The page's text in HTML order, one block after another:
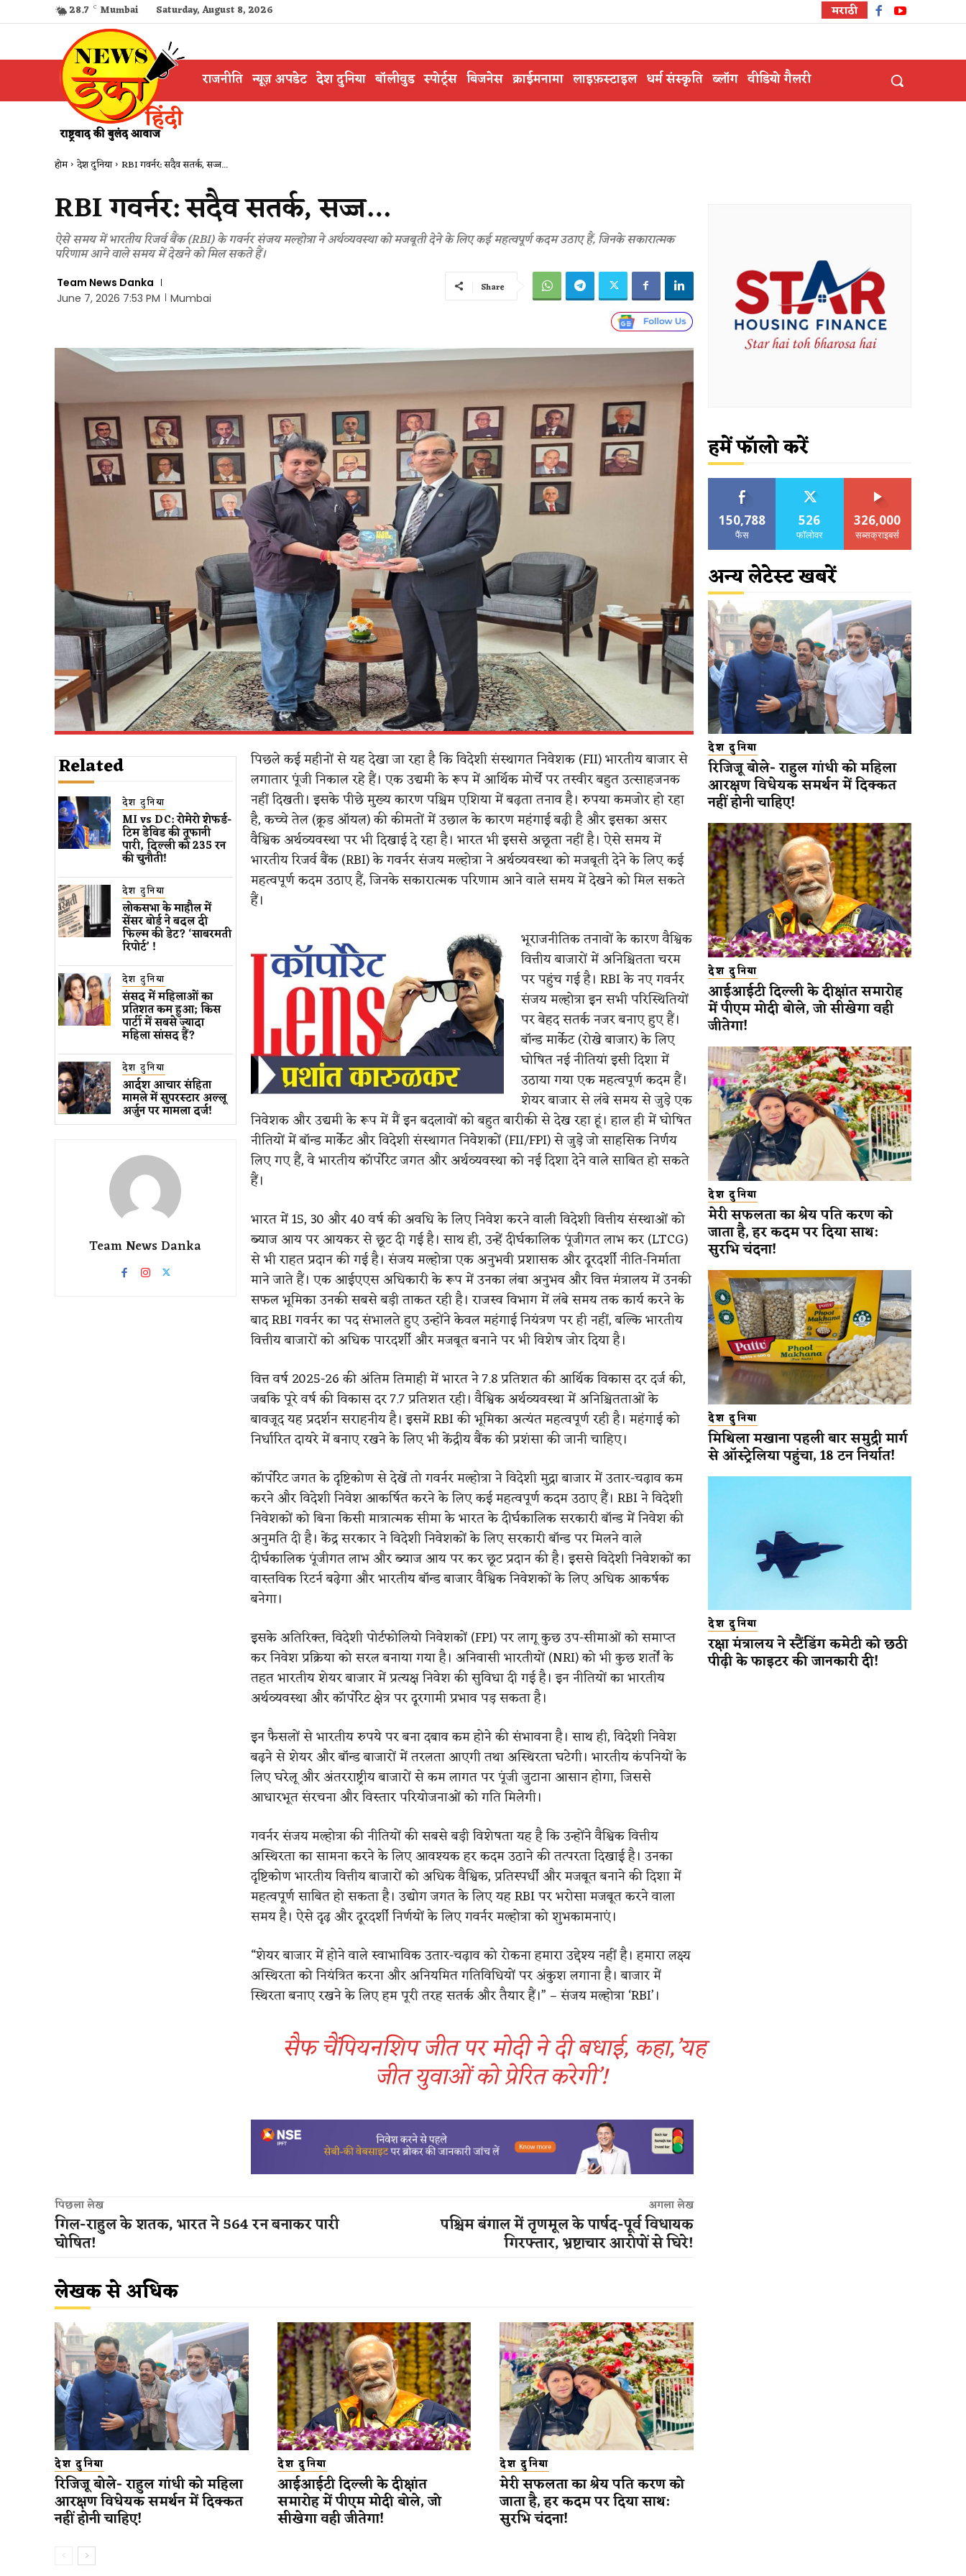
28.7 C Mumbai Saturday, August 8, 2026 मराठी
राजनीति न्यूज़ अपडेट देश दुनिया बॉलीवुड स्पोर्ट्स बिजनेस क्राईमनामा लाइफ़स्टाइल धर्म संस्कृति ब्लॉग वीडियो गैलरी
होम देश दुनिया RBI गवर्नर: सदैव सतर्क, सज्ज...
RBI गवर्नर: सदैव सतर्क, सज्ज…
ऐसे समय में भारतीय रिजर्व बैंक (RBI) के गवर्नर संजय मल्होत्रा ने अर्थव्यवस्था को मजबूती देने के लिए कई महत्वपूर्ण कदम उठाए हैं, जिनके सकारात्मक
परिणाम आने वाले समय में देखने को मिल सकते हैं।
Team News Danka
June 7, 2026 7:53 PM
Mumbai
Share
Related
देश दुनिया
MI vs DC: रोमेरो शेफर्ड-
टिम डेविड की तूफानी
पारी, दिल्ली को 235 रन
की चुनौती!
देश दुनिया
लोकसभा के माहौल में
सेंसर बोर्ड ने बदल दी
फिल्म की डेट? ‘साबरमती
रिपोर्ट’ !
देश दुनिया
संसद में महिलाओं का
प्रतिशत कम ​हुआ​; किस
पार्टी में सबसे ज्यादा
महिला सांसद हैं?
देश दुनिया
आर्दश आचार संहिता
मामले में सुपरस्टार अल्लू
अर्जुन पर मामला दर्ज!
Team News Danka
पिछले कई महीनों से यह देखा जा रहा है कि विदेशी संस्थागत निवेशक (FII) भारतीय बाजार से
लगातार पूंजी निकाल रहे हैं। एक उद्यमी के रूप में आर्थिक मोर्चे पर तस्वीर बहुत उत्साहजनक
नहीं दिखती। इसके पीछे मुख्य कारण पश्चिम एशिया में बढ़ता तनाव है। रुपया कमजोर हो रहा
है, कच्चे तेल (क्रूड ऑयल) की कीमतों में उछाल के कारण महंगाई बढ़ी है और इसका असर
वैश्विक अर्थव्यवस्था पर भी दिखाई दे रहा है। भारत भी इससे अछूता नहीं है। ऐसे समय में
भारतीय रिजर्व बैंक (RBI) के गवर्नर संजय मल्होत्रा ने अर्थव्यवस्था को मजबूती देने के लिए कई
महत्वपूर्ण कदम उठाए हैं, जिनके सकारात्मक परिणाम आने वाले समय में देखने को मिल सकते
हैं।
भूराजनीतिक तनावों के कारण वैश्विक
वित्तीय बाजारों में अनिश्चितता चरम
पर पहुंच गई है। RBI के नए गवर्नर
संजय मल्होत्रा इन सभी परिस्थितियों
पर बेहद सतर्क नजर बनाए हुए हैं।
बॉन्ड मार्केट (रोखे बाजार) के लिए
घोषित नई नीतियां इसी दिशा में
उठाया गया एक महत्वपूर्ण कदम हैं।
शेयर बाजार से लंबे समय से जुड़े एक
निवेशक और उद्यमी के रूप में मैं इन बदलावों को बहुत बारीकी से देख रहा हूं। हाल ही में घोषित
नीतियों में बॉन्ड मार्केट और विदेशी संस्थागत निवेशकों (FII/FPI) से जुड़े जो साहसिक निर्णय
लिए गए हैं, वे भारतीय कॉर्पोरेट जगत और अर्थव्यवस्था को नई दिशा देने वाले साबित हो सकते
हैं।
भारत में 15, 30 और 40 वर्ष की अवधि के लिए निवेश करने वाली विदेशी वित्तीय संस्थाओं को
ब्याज आय पर आयकर से छूट दी गई है। साथ ही, उन्हें दीर्घकालिक पूंजीगत लाभ कर (LTCG)
से भी राहत प्रदान की गई है। संजय मल्होत्रा एक अनुभवी प्रशासक और दूरदर्शी नीति-निर्माता
माने जाते हैं। एक आईएएस अधिकारी के रूप में उनका लंबा अनुभव और वित्त मंत्रालय में उनकी
सफल भूमिका उनकी सबसे बड़ी ताकत रही है। राजस्व विभाग में लंबे समय तक कार्य करने के
बाद RBI गवर्नर का पद संभालते हुए उन्होंने केवल महंगाई नियंत्रण पर ही नहीं, बल्कि भारतीय
वित्तीय बाजारों को अधिक पारदर्शी और मजबूत बनाने पर भी विशेष जोर दिया है।
वित्त वर्ष 2025-26 की अंतिम तिमाही में भारत ने 7.8 प्रतिशत की आर्थिक विकास दर दर्ज की,
जबकि पूरे वर्ष की विकास दर 7.7 प्रतिशत रही। वैश्विक अर्थव्यवस्था में अनिश्चितताओं के
बावजूद यह प्रदर्शन सराहनीय है। इसमें RBI की भूमिका अत्यंत महत्वपूर्ण रही है। महंगाई को
निर्धारित दायरे में बनाए रखने के लिए भी केंद्रीय बैंक की प्रशंसा की जानी चाहिए।
कॉर्पोरेट जगत के दृष्टिकोण से देखें तो गवर्नर मल्होत्रा ने विदेशी मुद्रा बाजार में उतार-चढ़ाव कम
करने और विदेशी निवेश आकर्षित करने के लिए कई महत्वपूर्ण कदम उठाए हैं। RBI ने विदेशी
निवेशकों को बिना किसी मात्रात्मक सीमा के भारत के दीर्घकालिक सरकारी बॉन्ड में निवेश की
अनुमति दी है। केंद्र सरकार ने विदेशी निवेशकों के लिए सरकारी बॉन्ड पर मिलने वाले
दीर्घकालिक पूंजीगत लाभ और ब्याज आय पर कर छूट प्रदान की है। इससे विदेशी निवेशकों का
वास्तविक रिटर्न बढ़ेगा और भारतीय बॉन्ड बाजार वैश्विक निवेशकों के लिए अधिक आकर्षक
बनेगा।
इसके अतिरिक्त, विदेशी पोर्टफोलियो निवेशकों (FPI) पर लागू कुछ उप-सीमाओं को समाप्त
कर निवेश प्रक्रिया को सरल बनाया गया है। अनिवासी भारतीयों (NRI) को भी कुछ शर्तों के
तहत भारतीय शेयर बाजार में प्रत्यक्ष निवेश की सुविधा दी गई है। इन नीतियों का भारतीय
अर्थव्यवस्था और कॉर्पोरेट क्षेत्र पर दूरगामी प्रभाव पड़ सकता है।
इन फैसलों से भारतीय रुपये पर बना दबाव कम होने की संभावना है। साथ ही, विदेशी निवेश
बढ़ने से शेयर और बॉन्ड बाजारों में तरलता आएगी तथा अस्थिरता घटेगी। भारतीय कंपनियों के
लिए घरेलू और अंतरराष्ट्रीय बाजारों से कम लागत पर पूंजी जुटाना आसान होगा, जिससे
आधारभूत संरचना और विस्तार परियोजनाओं को गति मिलेगी।
गवर्नर संजय मल्होत्रा की नीतियों की सबसे बड़ी विशेषता यह है कि उन्होंने वैश्विक वित्तीय
अस्थिरता का सामना करने के लिए आवश्यक हर कदम उठाने की तत्परता दिखाई है। उनका
दृष्टिकोण भारतीय वित्तीय बाजारों को अधिक वैश्विक, प्रतिस्पर्धी और मजबूत बनाने की दिशा में
महत्वपूर्ण साबित हो सकता है। उद्योग जगत के लिए यह RBI पर भरोसा मजबूत करने वाला
समय है। ऐसे दृढ़ और दूरदर्शी निर्णयों के लिए गवर्नर मल्होत्रा को शुभकामनाएं।
“शेयर बाजार में होने वाले स्वाभाविक उतार-चढ़ाव को रोकना हमारा उद्देश्य नहीं है। हमारा लक्ष्य
अस्थिरता को नियंत्रित करना और अनियमित गतिविधियों पर अंकुश लगाना है। बाजार में
स्थिरता बनाए रखने के लिए हम पूरी तरह सतर्क और तैयार हैं।” – संजय मल्होत्रा ‘RBI’।
सैफ चैंपियनशिप जीत पर मोदी ने दी बधाई, कहा,’यह
जीत युवाओं को प्रेरित करेगी’!
पिछला लेख
गिल-राहुल के शतक, भारत ने 564 रन बनाकर पारी
घोषित!
अगला लेख
​​पश्चिम बंगाल में तृणमूल के पार्षद-पूर्व विधायक
गिरफ्तार, भ्रष्टाचार आरोपों से घिरे!
लेखक से अधिक
देश दुनिया
रिजिजू बोले- राहुल गांधी को महिला
आरक्षण विधेयक समर्थन में दिक्कत
नहीं होनी चाहिए!
देश दुनिया
आईआईटी दिल्ली के दीक्षांत
समारोह में पीएम मोदी बोले, जो
सीखेगा वही जीतेगा!
देश दुनिया
मेरी सफलता का श्रेय पति करण को
जाता है, हर कदम पर दिया साथ:
सुरभि चंदना!
हमें फॉलो करें
150,788
फैंस
526
फॉलोवर
326,000
सब्सक्राइबर्स
अन्य लेटेस्ट खबरें
देश दुनिया
रिजिजू बोले- राहुल गांधी को महिला
आरक्षण विधेयक समर्थन में दिक्कत
नहीं होनी चाहिए!
देश दुनिया
आईआईटी दिल्ली के दीक्षांत समारोह
में पीएम मोदी बोले, जो सीखेगा वही
जीतेगा!
देश दुनिया
मेरी सफलता का श्रेय पति करण को
जाता है, हर कदम पर दिया साथ:
सुरभि चंदना!
देश दुनिया
मिथिला मखाना पहली बार समुद्री मार्ग
से ऑस्ट्रेलिया पहुंचा, 18 टन निर्यात!
देश दुनिया
रक्षा मंत्रालय ने स्टैंडिंग कमेटी को छठी
पीढ़ी के फाइटर की जानकारी दी!